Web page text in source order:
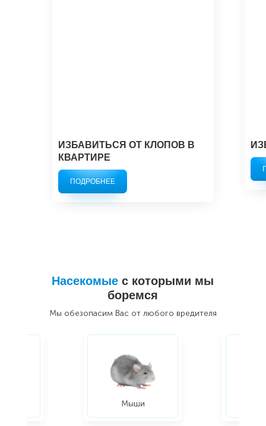
ИЗБАВИТЬСЯ ОТ КЛОПОВ В
КВАРТИРЕ
ПОДРОБНЕЕ
Насекомые с которыми мы
боремся
Мы обезопасим Вас от любого вредителя
Мыши